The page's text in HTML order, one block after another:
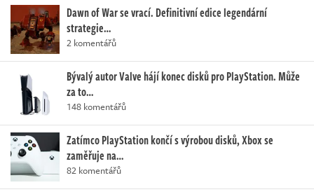
Dawn of War se vrací. Definitivní edice legendární
strategie…
2 komentářů
Bývalý autor Valve hájí konec disků pro PlayStation. Může
za to…
148 komentářů
Zatímco PlayStation končí s výrobou disků, Xbox se
zaměřuje na…
82 komentářů